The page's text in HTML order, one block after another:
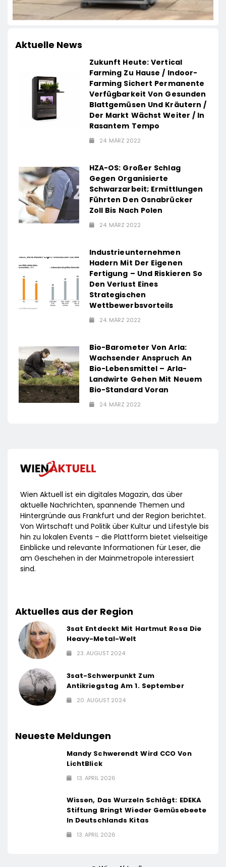
Aktuelle News
Zukunft Heute: Vertical
Farming Zu Hause / Indoor-
Farming Sichert Permanente
Verfügbarkeit Von Gesunden
Blattgemüsen Und Kräutern /
Der Markt Wächst Weiter / In
Rasantem Tempo
24. MÄRZ 2022
HZA-OS: Großer Schlag
Gegen Organisierte
Schwarzarbeit; Ermittlungen
Führten Den Osnabrücker
Zoll Bis Nach Polen
24. MÄRZ 2022
Industrieunternehmen
Hadern Mit Der Eigenen
Fertigung – Und Riskieren So
Den Verlust Eines
Strategischen
Wettbewerbsvorteils
24. MÄRZ 2022
Bio-Barometer Von Arla:
Wachsender Anspruch An
Bio-Lebensmittel – Arla-
Landwirte Gehen Mit Neuem
Bio-Standard Voran
24. MÄRZ 2022
Wien Aktuell ist ein digitales Magazin, das über
aktuelle Nachrichten, spannende Themen und
Hintergründe aus Frankfurt und der Region berichtet.
Von Wirtschaft und Politik über Kultur und Lifestyle bis
hin zu lokalen Events – die Plattform bietet vielseitige
Einblicke und relevante Informationen für Leser, die
am Geschehen in der Mainmetropole interessiert
sind.
Aktuelles aus der Region
3sat Entdeckt Mit Hartmut Rosa Die
Heavy-Metal-Welt
23. AUGUST 2024
3sat-Schwerpunkt Zum
Antikriegstag Am 1. September
20. AUGUST 2024
Neueste Meldungen
Mandy Schwerendt Wird CCO Von
LichtBlick
13. APRIL 2026
Wissen, Das Wurzeln Schlägt: EDEKA
Stiftung Bringt Wieder Gemüsebeete
In Deutschlands Kitas
13. APRIL 2026